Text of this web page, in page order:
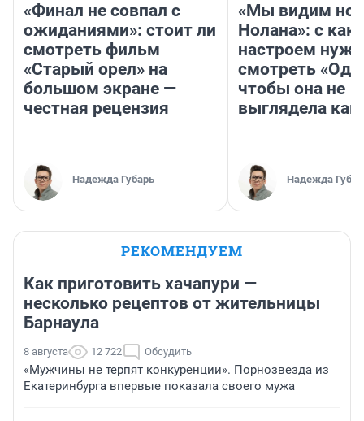
«Финал не совпал с
ожиданиями»: стоит ли
смотреть фильм
«Старый орел» на
большом экране —
честная рецензия
Надежда Губарь
«Мы видим
Нолана»: с
настроем
смотреть
чтобы она не
выглядела как
Надежда
РЕКОМЕНДУЕМ
Как приготовить хачапури —
несколько рецептов от жительницы
Барнаула
8 августа 12 722 Обсудить
«Мужчины не терпят конкуренции». Порнозвезда из
Екатеринбурга впервые показала своего мужа